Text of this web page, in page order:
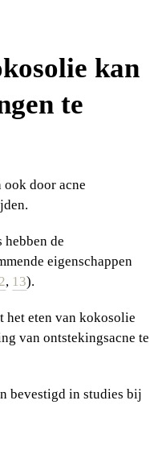
kan
te
door acne
hebben de
eigenschappen
, 13).
het eten van kokosolie
van ontstekingsacne te
bevestigd in studies bij